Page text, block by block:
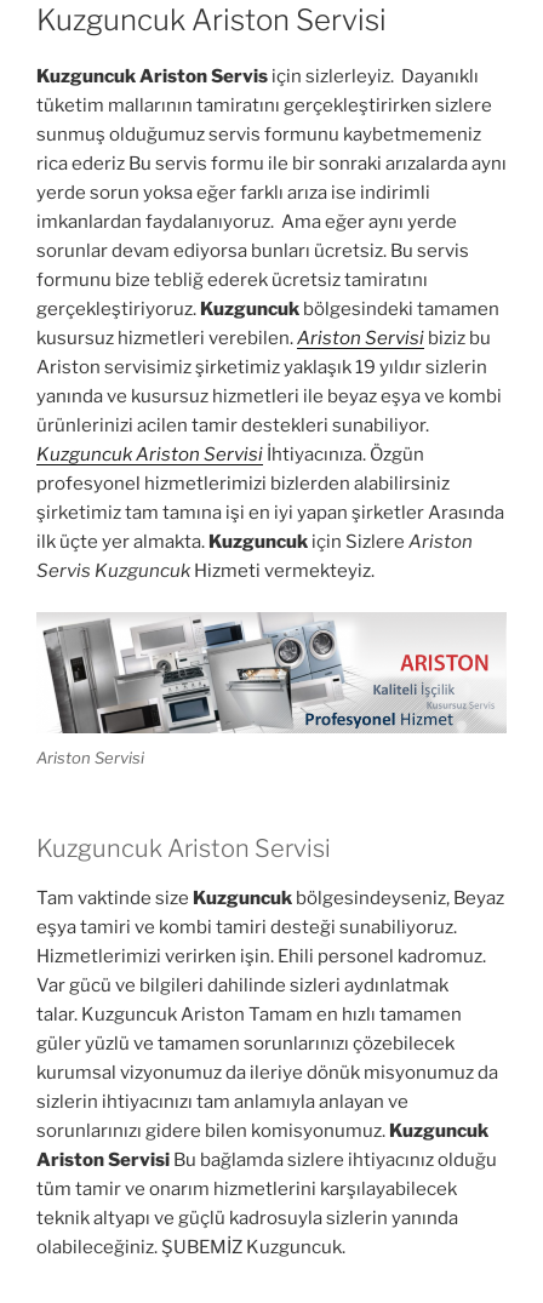
Kuzguncuk Ariston Servisi
Kuzguncuk Ariston Servis için sizlerleyiz. Dayanıklı
tüketim mallarının tamiratını gerçekleştirirken sizlere
sunmuş olduğumuz servis formunu kaybetmemeniz
rica ederiz Bu servis formu ile bir sonraki arızalarda aynı
yerde sorun yoksa eğer farklı arıza ise indirimli
imkanlardan faydalanıyoruz. Ama eğer aynı yerde
sorunlar devam ediyorsa bunları ücretsiz. Bu servis
formunu bize tebliğ ederek ücretsiz tamiratını
gerçekleştiriyoruz. Kuzguncuk bölgesindeki tamamen
kusursuz hizmetleri verebilen.Ariston Servisi biziz bu
Ariston servisimiz şirketimiz yaklaşık 19 yıldır sizlerin
yanında ve kusursuz hizmetleri ile beyaz eşya ve kombi
ürünlerinizi acilen tamir destekleri sunabiliyor.
Kuzguncuk Ariston Servisi İhtiyacınıza. Özgün
profesyonel hizmetlerimizi bizlerden alabilirsiniz
şirketimiz tam tamına işi en iyi yapan şirketler Arasında
ilk üçte yer almakta. Kuzguncuk için Sizlere Ariston
Servis Kuzguncuk Hizmeti vermekteyiz.
Ariston Servisi
Kuzguncuk Ariston Servisi
Tam vaktinde size Kuzguncuk bölgesindeyseniz, Beyaz
eşya tamiri ve kombi tamiri desteği sunabiliyoruz.
Hizmetlerimizi verirken işin. Ehili personel kadromuz.
Var gücü ve bilgileri dahilinde sizleri aydınlatmak
talar. Kuzguncuk Ariston Tamam en hızlı tamamen
güler yüzlü ve tamamen sorunlarınızı çözebilecek
kurumsal vizyonumuz da ileriye dönük misyonumuz da
sizlerin ihtiyacınızı tam anlamıyla anlayan ve
sorunlarınızı gidere bilen komisyonumuz. Kuzguncuk
Ariston Servisi Bu bağlamda sizlere ihtiyacınız olduğu
tüm tamir ve onarım hizmetlerini karşılayabilecek
teknik altyapı ve güçlü kadrosuyla sizlerin yanında
olabileceğiniz. ŞUBEMİZ Kuzguncuk.